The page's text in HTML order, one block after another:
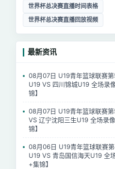
世界杯总决赛直播时间表格
世界杯总决赛直播回放视频
最新资讯
08月07日 U19青年篮球联赛
U19 VS 四川锦城U19 全场录
锦】
08月07日 U19青年篮球联赛
VS 辽宁沈阳三生U19 全场录
锦】
08月06日 U19青年篮球联赛
U19 VS 青岛国信海天U19 全
+集锦】